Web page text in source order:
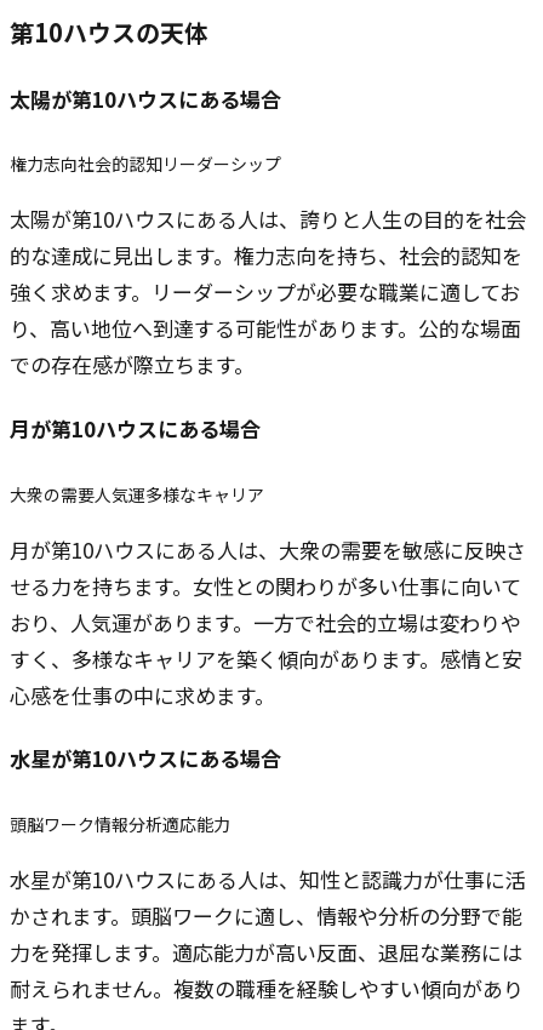
第10ハウスの天体
太陽が第10ハウスにある場合
権力志向社会的認知リーダーシップ
太陽が第10ハウスにある人は、誇りと人生の目的を社会
的な達成に見出します。権力志向を持ち、社会的認知を
強く求めます。リーダーシップが必要な職業に適してお
り、高い地位へ到達する可能性があります。公的な場面
での存在感が際立ちます。
月が第10ハウスにある場合
大衆の需要人気運多様なキャリア
月が第10ハウスにある人は、大衆の需要を敏感に反映さ
せる力を持ちます。女性との関わりが多い仕事に向いて
おり、人気運があります。一方で社会的立場は変わりや
すく、多様なキャリアを築く傾向があります。感情と安
心感を仕事の中に求めます。
水星が第10ハウスにある場合
頭脳ワーク情報分析適応能力
水星が第10ハウスにある人は、知性と認識力が仕事に活
かされます。頭脳ワークに適し、情報や分析の分野で能
力を発揮します。適応能力が高い反面、退屈な業務には
耐えられません。複数の職種を経験しやすい傾向があり